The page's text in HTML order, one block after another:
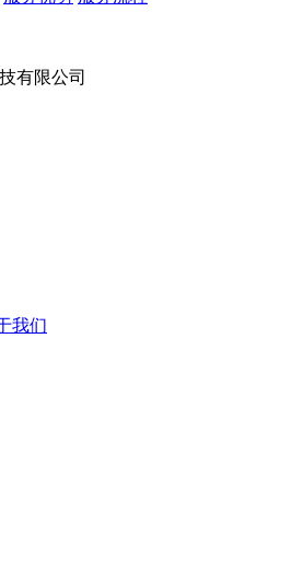
有限公司